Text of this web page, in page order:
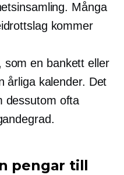
Många
kommer
som en bankett eller
årliga kalender. Det
dessutom ofta
pengar till